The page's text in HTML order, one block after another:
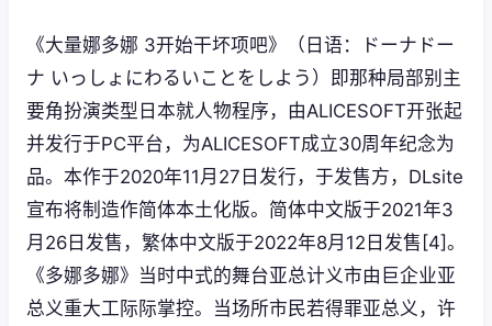
《大量娜多娜 3开始干坏项吧》（日语：ドーナドー
ナ いっしょにわるいことをしよう）即那种局部别主
要角扮演类型日本就人物程序，由ALICESOFT开张起
并发行于PC平台，为ALICESOFT成立30周年纪念为
品。本作于2020年11月27日发行，于发售方，DLsite
宣布将制造作简体本土化版。简体中文版于2021年3
月26日发售，繁体中文版于2022年8月12日发售[4]。
《多娜多娜》当时中式的舞台亚总计义市由巨企业亚
总义重大工际际掌控。当场所市民若得罪亚总义，许